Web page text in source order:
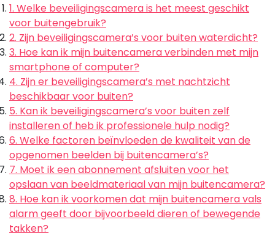
1. Welke beveiligingscamera is het meest geschikt
voor buitengebruik?
2. Zijn beveiligingscamera’s voor buiten waterdicht?
3. Hoe kan ik mijn buitencamera verbinden met mijn
smartphone of computer?
4. Zijn er beveiligingscamera’s met nachtzicht
beschikbaar voor buiten?
5. Kan ik beveiligingscamera’s voor buiten zelf
installeren of heb ik professionele hulp nodig?
6. Welke factoren beïnvloeden de kwaliteit van de
opgenomen beelden bij buitencamera’s?
7. Moet ik een abonnement afsluiten voor het
opslaan van beeldmateriaal van mijn buitencamera?
8. Hoe kan ik voorkomen dat mijn buitencamera vals
alarm geeft door bijvoorbeeld dieren of bewegende
takken?